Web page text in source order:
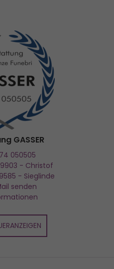
GASSER
050505
- Christof
- Sieglinde
senden